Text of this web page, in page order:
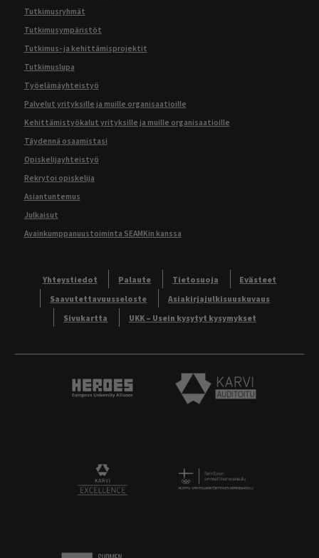
Tutkimusryhmät
Tutkimusympäristöt
Tutkimus- ja kehittämisprojektit
Tutkimuslupa
Työelämäyhteistyö
Palvelut yrityksille ja muille organisaatioille
Kehittämistyökalut yrityksille ja muille organisaatioille
Täydennä osaamistasi
Opiskelijayhteistyö
Rekrytoi opiskelija
Asiantuntemus
Julkaisut
Avainkumppanuustoiminta SEAMKin kanssa
Yhteystiedot Palaute Tietosuoja
Evästeet
Saavutettavuusseloste
Asiakirjajulkisuuskuvaus
Sivukartta
UKK – Usein kysytyt kysymykset
Heroes European University Alliance logo
Karvi Auditoitu logo
KARVI Excellence logo.Logo